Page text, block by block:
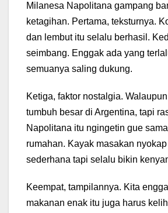
Milanesa Napolitana gampang
ketagihan. Pertama, teksturnya.
dan lembut itu selalu berhasil.
seimbang. Enggak ada yang
semuanya saling dukung.
Ketiga, faktor nostalgia.
tumbuh besar di Argentina, tapi
Napolitana itu ngingetin gue
rumahan. Kayak masakan
sederhana tapi selalu bikin
Keempat, tampilannya. Kita
makanan enak itu juga harus